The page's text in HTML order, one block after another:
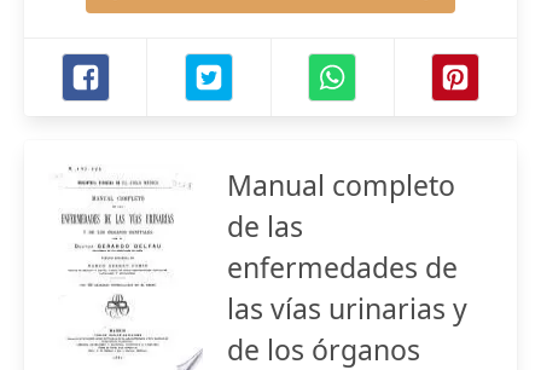
Manual completo
de las
enfermedades de
las vías urinarias y
de los órganos